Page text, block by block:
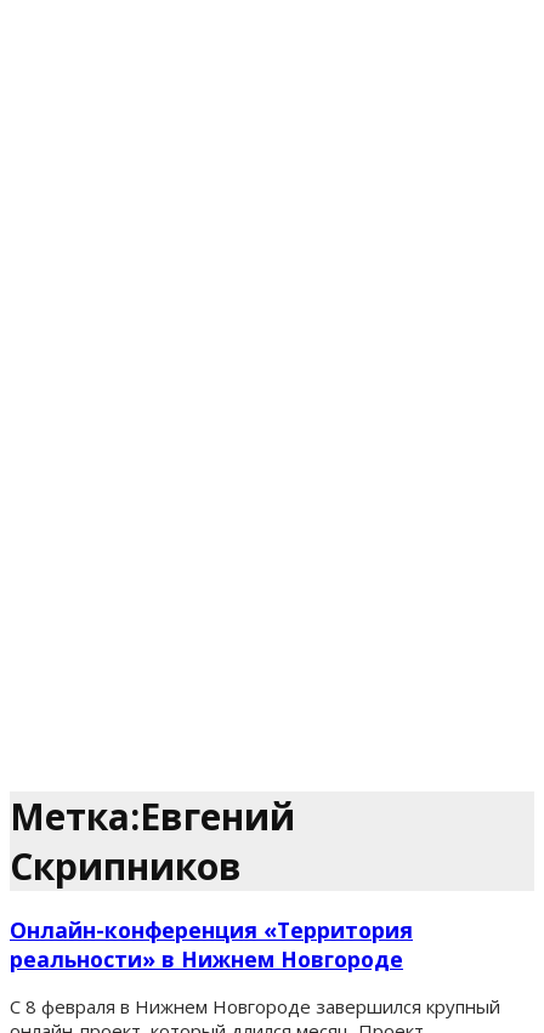
Метка:Евгений
Скрипников
Онлайн-конференция «Территория
реальности» в Нижнем Новгороде
C 8 февраля в Нижнем Новгороде завершился крупный